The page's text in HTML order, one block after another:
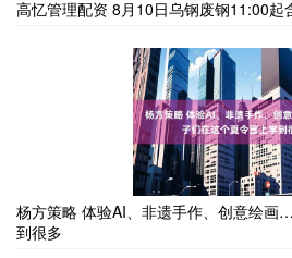
高忆管理配资 8月10日乌钢废钢11:00起
杨方策略 体验AI、非遗手作、创意绘
到很多